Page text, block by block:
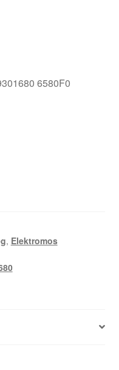
6580F0
, Elektromos